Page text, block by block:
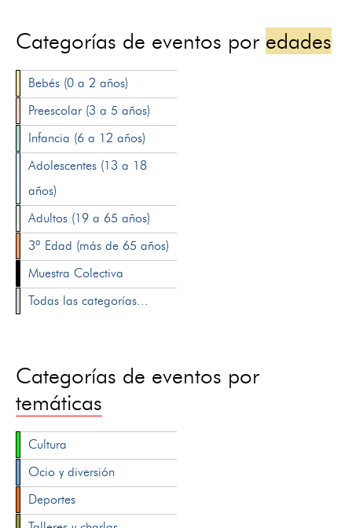
Categorías de eventos por edades
Bebés (0 a 2 años)
Preescolar (3 a 5 años)
Infancia (6 a 12 años)
Adolescentes (13 a 18
años)
Adultos (19 a 65 años)
3ª Edad (más de 65 años)
Muestra Colectiva
Todas las categorías...
Categorías de eventos por
temáticas
Cultura
Ocio y diversión
Deportes